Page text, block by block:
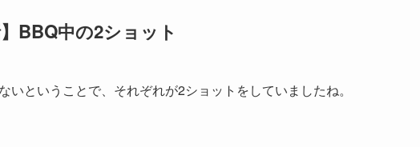
BBQ中の2ショット
いということで、それぞれが2ショットをしていましたね。